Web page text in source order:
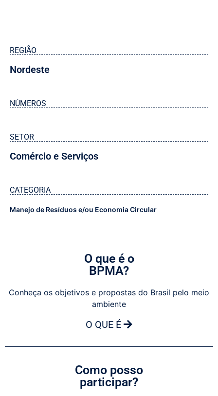
REGIÃO
Nordeste
NÚMEROS
SETOR
Comércio e Serviços
CATEGORIA
Manejo de Resíduos e/ou Economia Circular
O que é o
BPMA?
Conheça os objetivos e propostas do Brasil pelo meio
ambiente
O QUE É
Como posso
participar?